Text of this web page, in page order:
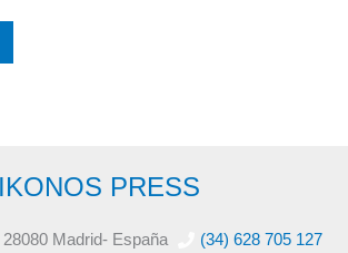
IKONOS PRESS
Madrid- España (34) 628 705 127